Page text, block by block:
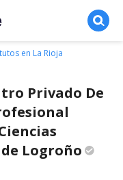
de colegios
en La Rioja
Privado De
Logroño